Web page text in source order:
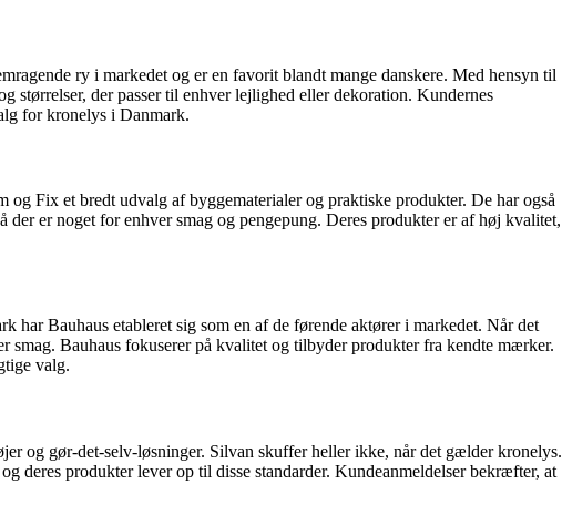
ry i markedet og er en favorit blandt mange danskere. Med hensyn til
størrelser, der passer til enhver lejlighed eller dekoration. Kundernes
for kronelys i Danmark.
Fix et bredt udvalg af byggematerialer og praktiske produkter. De har også
er noget for enhver smag og pengepung. Deres produkter er af høj kvalitet,
Bauhaus etableret sig som en af de førende aktører i markedet. Når det
Bauhaus fokuserer på kvalitet og tilbyder produkter fra kendte mærker.
valg.
og gør-det-selv-løsninger. Silvan skuffer heller ikke, når det gælder kronelys.
produkter lever op til disse standarder. Kundeanmeldelser bekræfter, at